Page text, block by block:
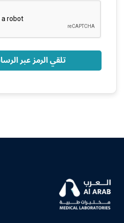
تلقي الرمز عبر